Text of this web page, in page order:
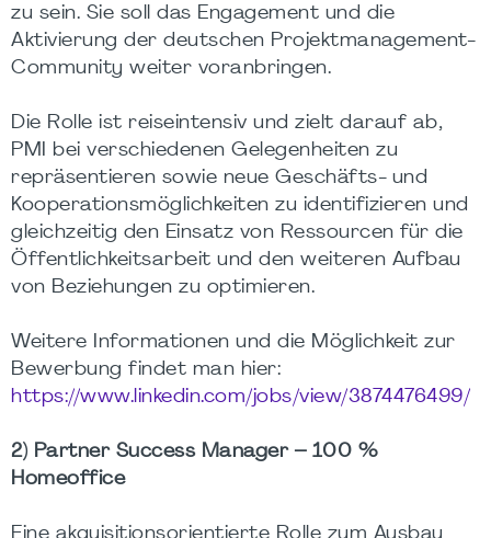
zu sein. Sie soll das Engagement und die
Aktivierung der deutschen Projektmanagement-
Community weiter voranbringen.
Die Rolle ist reiseintensiv und zielt darauf ab,
PMI bei verschiedenen Gelegenheiten zu
repräsentieren sowie neue Geschäfts- und
Kooperationsmöglichkeiten zu identifizieren und
gleichzeitig den Einsatz von Ressourcen für die
Öffentlichkeitsarbeit und den weiteren Aufbau
von Beziehungen zu optimieren.
Weitere Informationen und die Möglichkeit zur
Bewerbung findet man hier:
https://www.linkedin.com/jobs/view/3874476499/
2) Partner Success Manager – 100 %
Homeoffice
Eine akquisitionsorientierte Rolle zum Ausbau